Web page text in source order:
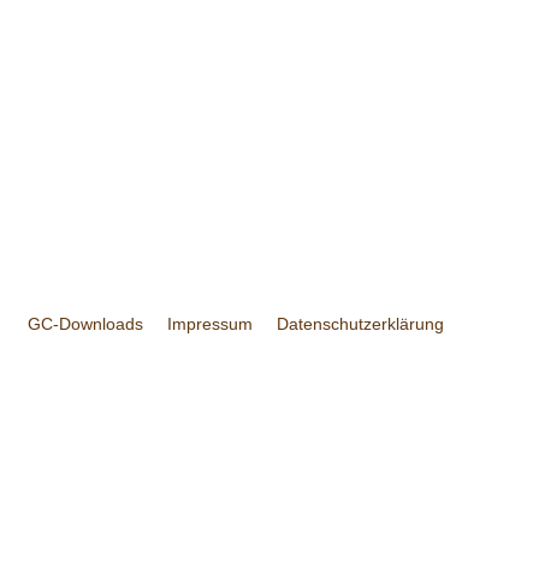
GC-Downloads Impressum Datenschutzerklärung